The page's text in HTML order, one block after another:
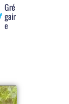
Gré
gair
e